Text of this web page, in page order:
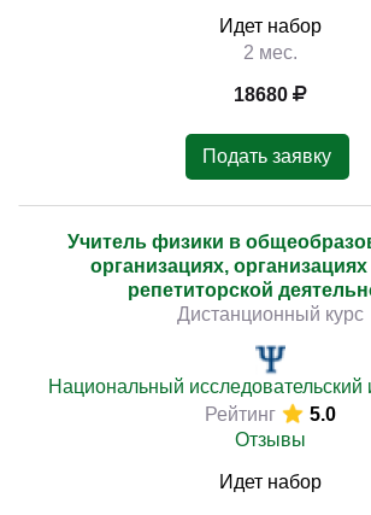
Идет набор
2 мес.
18680
Подать заявку
Учитель физики в
организациях,
репетиторской
Дистанционный курс
Национальный исследовательский
Рейтинг
5.0
Отзывы
Идет набор